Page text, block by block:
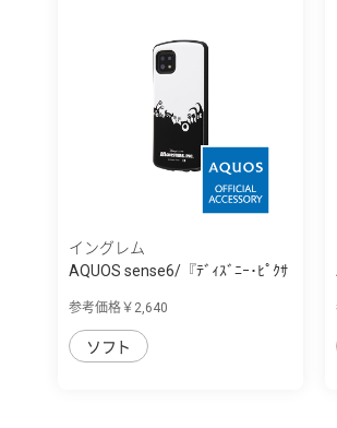
イングレム
AQUOS sense6/『ﾃﾞｨｽﾞﾆｰ･ﾋﾟｸｻ
参考価格￥2,640
ソフト